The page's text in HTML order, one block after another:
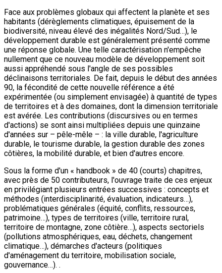
Face aux problèmes globaux qui affectent la planète et ses
habitants (dérèglements climatiques, épuisement de la
biodiversité, niveau élevé des inégalités Nord/Sud…), le
développement durable est généralement présenté comme
une réponse globale. Une telle caractérisation n'empêche
nullement que ce nouveau modèle de développement soit
aussi appréhendé sous l'angle de ses possibles
déclinaisons territoriales. De fait, depuis le début des années
90, la fécondité de cette nouvelle référence a été
expérimentée (ou simplement envisagée) à quantité de types
de territoires et à des domaines, dont la dimension territoriale
est avérée. Les contributions (discursives ou en termes
d'actions) se sont ainsi multipliées depuis une quinzaine
d'années sur – pêle-mêle – : la ville durable, l'agriculture
durable, le tourisme durable, la gestion durable des zones
côtières, la mobilité durable, et bien d'autres encore.
Sous la forme d'un « handbook » de 40 (courts) chapitres,
avec près de 50 contributeurs, l'ouvrage traite de ces enjeux
en privilégiant plusieurs entrées successives : concepts et
méthodes (interdisciplinarité, évaluation, indicateurs…),
problématiques générales (équité, conflits, ressources,
patrimoine…), types de territoires (ville, territoire rural,
territoire de montagne, zone côtière…), aspects sectoriels
(pollutions atmosphériques, eau, déchets, changement
climatique…), démarches d'acteurs (politiques
d'aménagement du territoire, mobilisation sociale,
gouvernance…). .